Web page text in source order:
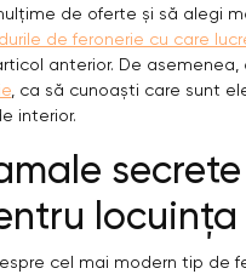
de oferte și să alegi
de feronerie cu care
anterior. De asemenea,
, ca să cunoaști care sunt
interior.
locuința
cel mai modern tip de